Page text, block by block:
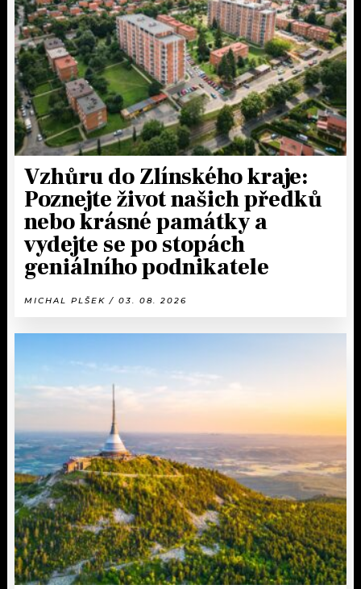
Vzhůru do Zlínského kraje:
Poznejte život našich předků
nebo krásné památky a
vydejte se po stopách
geniálního podnikatele
MICHAL PLŠEK / 03. 08. 2026